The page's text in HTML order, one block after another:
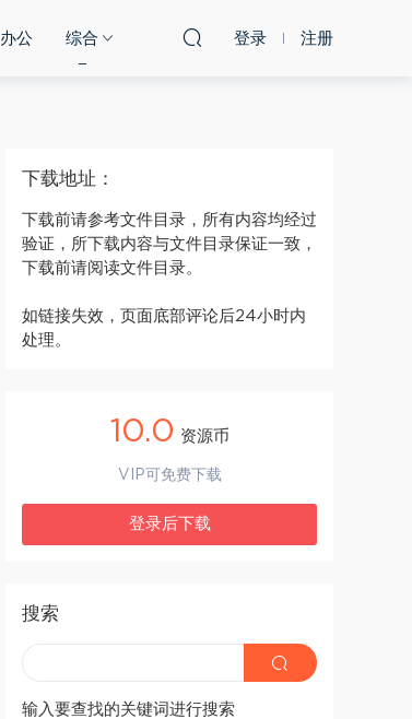
办公 综合 登录 注册
下载地址：
下载前请参考文件目录，所有内容均经过
验证，所下载内容与文件目录保证一致，
下载前请阅读文件目录。
如链接失效，页面底部评论后24小时内
处理。
10.0 资源币
VIP可免费下载
登录后下载
搜索
输入要查找的关键词进行搜索